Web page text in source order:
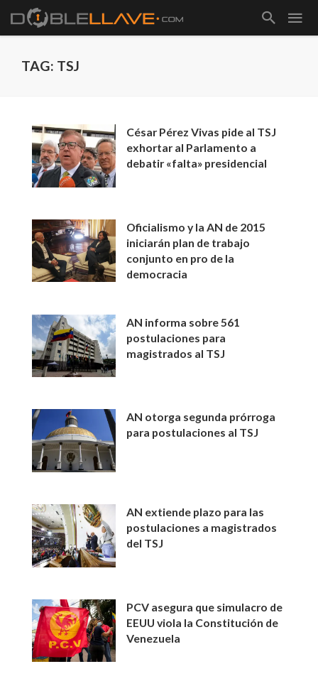
TAG: TSJ
César Pérez Vivas pide al TSJ
exhortar al Parlamento a
debatir «falta» presidencial
Oficialismo y la AN de 2015
iniciarán plan de trabajo
conjunto en pro de la
democracia
AN informa sobre 561
postulaciones para
magistrados al TSJ
AN otorga segunda prórroga
para postulaciones al TSJ
AN extiende plazo para las
postulaciones a magistrados
del TSJ
PCV asegura que simulacro de
EEUU viola la Constitución de
Venezuela